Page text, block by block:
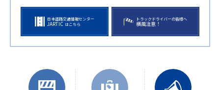
日本道路交通情報センター
JARTIC はこちら
トラックドライバーの皆様へ
横風注意！